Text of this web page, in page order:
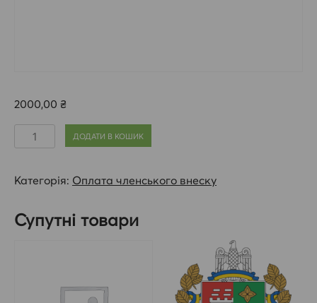
2000,00 ₴
Оплата
членського
(Черкаський
кількість
ДОДАТИ В КОШИК
Категорія: Оплата членського внеску
Супутні товари